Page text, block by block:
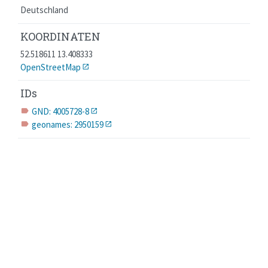
Deutschland
KOORDINATEN
52.518611 13.408333
OpenStreetMap
IDs
label GND: 4005728-8
label geonames: 2950159